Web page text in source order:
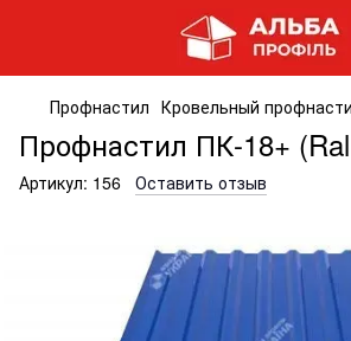
Профнастил Кровельный
Профнастил ПК-18+
Артикул: 156 Оставить отзыв